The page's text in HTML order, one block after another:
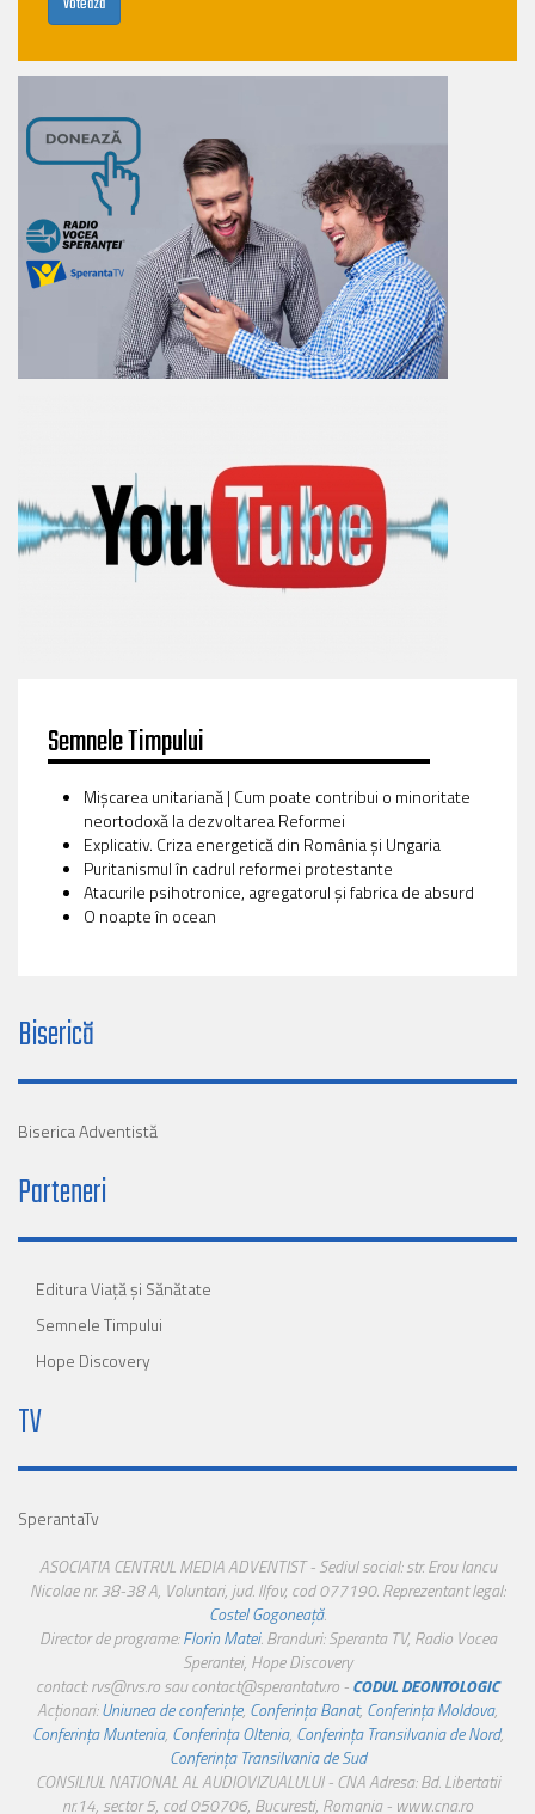
Semnele Timpului
Mișcarea unitariană | Cum poate contribui o minoritate
neortodoxă la dezvoltarea Reformei
Explicativ. Criza energetică din România și Ungaria
Puritanismul în cadrul reformei protestante
Atacurile psihotronice, agregatorul și fabrica de absurd
O noapte în ocean
Biserică
Biserica Adventistă
Parteneri
Editura Viaţă şi Sănătate
Semnele Timpului
Hope Discovery
TV
SperantaTv
ASOCIATIA CENTRUL MEDIA ADVENTIST - Sediul social: str. Erou Iancu
Nicolae nr. 38-38 A, Voluntari, jud. Ilfov, cod 077190. Reprezentant legal:
Costel Gogoneață.
Director de programe:Florin Matei. Branduri: Speranta TV, Radio Vocea
Sperantei, Hope Discovery
contact: rvs@rvs.ro sau contact@sperantatv.ro -CODUL DEONTOLOGIC
Acționari:Uniunea de conferințe, Conferința Banat, Conferința Moldova,
Conferința Muntenia, Conferința Oltenia, Conferința Transilvania de Nord,
Conferința Transilvania de Sud
CONSILIUL NATIONAL AL AUDIOVIZUALULUI - CNA Adresa: Bd. Libertatii
nr.14, sector 5, cod 050706, Bucuresti, Romania - www.cna.ro